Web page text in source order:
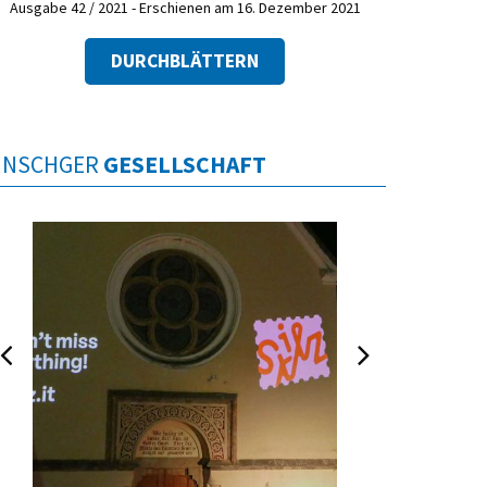
Ausgabe 42 / 2021 - Erschienen am 16. Dezember 2021
DURCHBLÄTTERN
GESELLSCHAFT